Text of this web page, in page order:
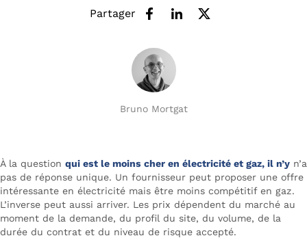
Partager
Bruno Mortgat
À la question qui est le moins cher en électricité et gaz, il n’y n’a
pas de réponse unique. Un fournisseur peut proposer une offre
intéressante en électricité mais être moins compétitif en gaz.
L’inverse peut aussi arriver. Les prix dépendent du marché au
moment de la demande, du profil du site, du volume, de la
durée du contrat et du niveau de risque accepté.